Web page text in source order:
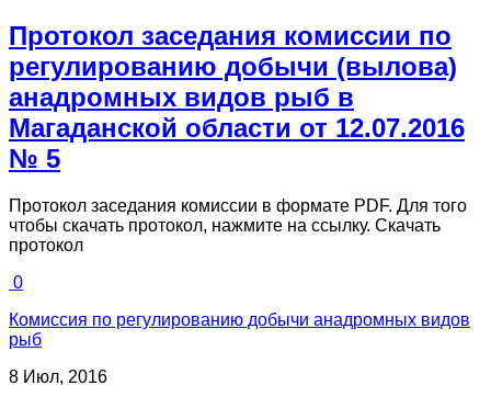
Протокол заседания комиссии по
регулированию добычи (вылова)
анадромных видов рыб в
Магаданской области от 12.07.2016
№ 5
Протокол заседания комиссии в формате PDF. Для того
чтобы скачать протокол, нажмите на ссылку. Скачать
протокол
0
Комиссия по регулированию добычи анадромных видов
рыб
8 Июл, 2016